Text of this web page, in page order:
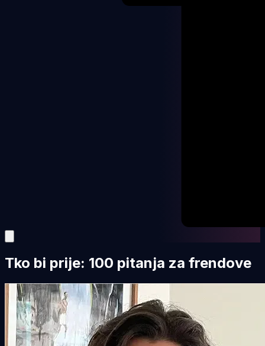
Tko bi prije: 100 pitanja za frendove